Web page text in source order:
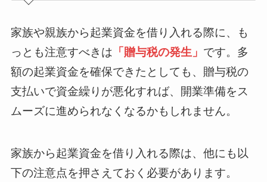
家族や親族から起業資金を借り入れる際に、も
っとも注意すべきは 「贈与税の発生」 です。多
額の起業資金を確保できたとしても、贈与税の
支払いで資金繰りが悪化すれば、開業準備をス
ムーズに進められなくなるかもしれません。
家族から起業資金を借り入れる際は、他にも以
下の注意点を押さえておく必要があります。